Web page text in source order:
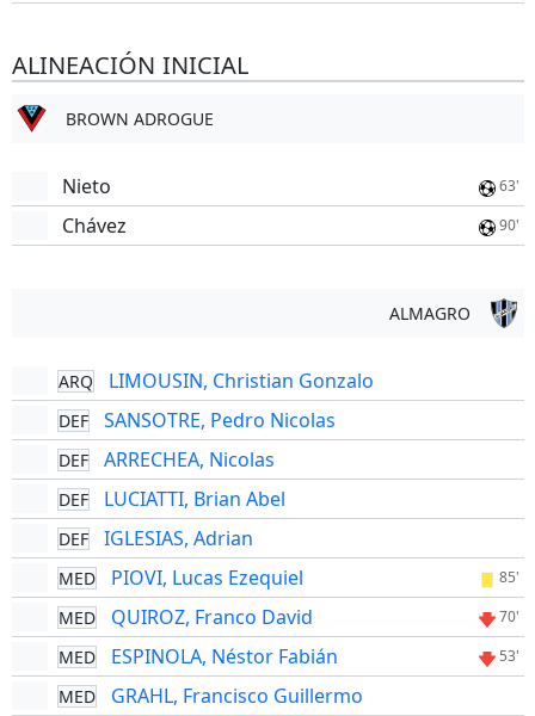
ALINEACIÓN INICIAL
BROWN ADROGUE
Nieto 63'
Chávez 90'
ALMAGRO
ARQ LIMOUSIN, Christian Gonzalo
DEF SANSOTRE, Pedro Nicolas
DEF ARRECHEA, Nicolas
DEF LUCIATTI, Brian Abel
DEF IGLESIAS, Adrian
MED PIOVI, Lucas Ezequiel 85'
MED QUIROZ, Franco David 70'
MED ESPINOLA, Néstor Fabián 53'
MED GRAHL, Francisco Guillermo